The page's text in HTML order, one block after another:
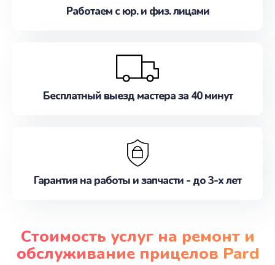
Работаем с юр. и физ. лицами
Бесплатный выезд мастера за 40 минут
Гарантия на работы и запчасти - до 3-х лет
Стоимость услуг на ремонт и
обслуживание прицелов Pard